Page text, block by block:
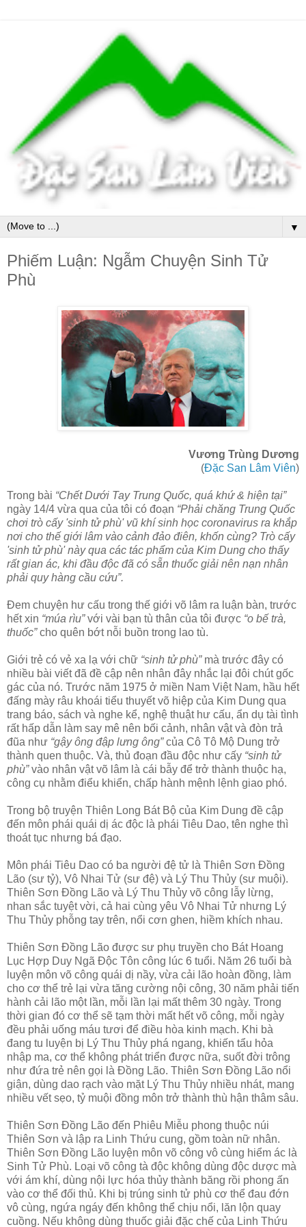
▼
Phiếm Luận: Ngẫm Chuyện Sinh Tử
Phù
Vương Trùng Dương
(Đặc San Lâm Viên)
Trong bài “Chết Dưới Tay Trung Quốc, quá khứ & hiện tại”
ngày 14/4 vừa qua của tôi có đoạn “Phải chăng Trung Quốc
chơi trò cấy 'sinh tử phù' vũ khí sinh học coronavirus ra khắp
nơi cho thế giới lâm vào cảnh đảo điên, khốn cùng? Trò cấy
'sinh tử phù' này qua các tác phẩm của Kim Dung cho thấy
rất gian ác, khi đầu độc đã có sẵn thuốc giải nên nạn nhân
phải quy hàng cầu cứu”.
Đem chuyện hư cấu trong thế giới võ lâm ra luận bàn, trước
hết xin “múa rìu”với vài bạn tù thân của tôi được “o bế trà,
thuốc”cho quên bớt nỗi buồn trong lao tù.
Giới trẻ có vẻ xa lạ với chữ “sinh tử phù”mà trước đây có
nhiều bài viết đã đề cập nên nhân đây nhắc lại đôi chút gốc
gác của nó. Trước năm 1975 ở miền Nam Việt Nam, hầu hết
đấng mày râu khoái tiểu thuyết võ hiệp của Kim Dung qua
trang báo, sách và nghe kể, nghệ thuật hư cấu, ẩn dụ tài tình
rất hấp dẫn làm say mê nên bối cảnh, nhân vật và đòn trả
đũa như “gậy ông đập lưng ông”của Cô Tô Mộ Dung trở
thành quen thuộc. Và, thủ đoạn đầu độc như cấy “sinh tử
phù”vào nhân vật võ lâm là cái bẫy để trở thành thuộc hạ,
công cụ nhằm điểu khiển, chấp hành mệnh lệnh giao phó.
Trong bộ truyện Thiên Long Bát Bộ của Kim Dung đề cập
đến môn phái quái dị ác độc là phái Tiêu Dao, tên nghe thì
thoát tục nhưng bá đạo.
Môn phái Tiêu Dao có ba người đệ tử là Thiên Sơn Đồng
Lão (sư tỷ), Vô Nhai Tử (sư đệ) và Lý Thu Thủy (sư muội).
Thiên Sơn Đồng Lão và Lý Thu Thủy võ công lẫy lừng,
nhan sắc tuyệt vời, cả hai cùng yêu Vô Nhai Tử nhưng Lý
Thu Thủy phỗng tay trên, nổi cơn ghen, hiềm khích nhau.
Thiên Sơn Đồng Lão được sư phụ truyền cho Bát Hoang
Lục Hợp Duy Ngã Độc Tôn công lúc 6 tuổi. Năm 26 tuổi bà
luyện môn võ công quái dị nầy, vừa cải lão hoàn đồng, làm
cho cơ thể trẻ lại vừa tăng cường nội công, 30 năm phải tiến
hành cải lão một lần, mỗi lần lại mất thêm 30 ngày. Trong
thời gian đó cơ thể sẽ tạm thời mất hết võ công, mỗi ngày
đều phải uống máu tươi để điều hòa kinh mạch. Khi bà
đang tu luyện bị Lý Thu Thủy phá ngang, khiến tẩu hỏa
nhập ma, cơ thể không phát triển được nữa, suốt đời trông
như đứa trẻ nên gọi là Đồng Lão. Thiên Sơn Đồng Lão nổi
giận, dùng dao rạch vào mặt Lý Thu Thủy nhiều nhát, mang
nhiều vết sẹo, tỷ muội đồng môn trở thành thù hận thâm sâu.
Thiên Sơn Đồng Lão đến Phiêu Miễu phong thuộc núi
Thiên Sơn và lập ra Linh Thứu cung, gồm toàn nữ nhân.
Thiên Sơn Đồng Lão luyện môn võ công vô cùng hiểm ác là
Sinh Tử Phù. Loại võ công tà độc không dùng độc dược mà
với ám khí, dùng nội lực hóa thủy thành băng rồi phong ấn
vào cơ thể đối thủ. Khi bị trúng sinh tử phù cơ thể đau đớn
vô cùng, ngứa ngáy đến không thể chịu nổi, lăn lộn quay
cuồng. Nếu không dùng thuốc giải đặc chế của Linh Thứu